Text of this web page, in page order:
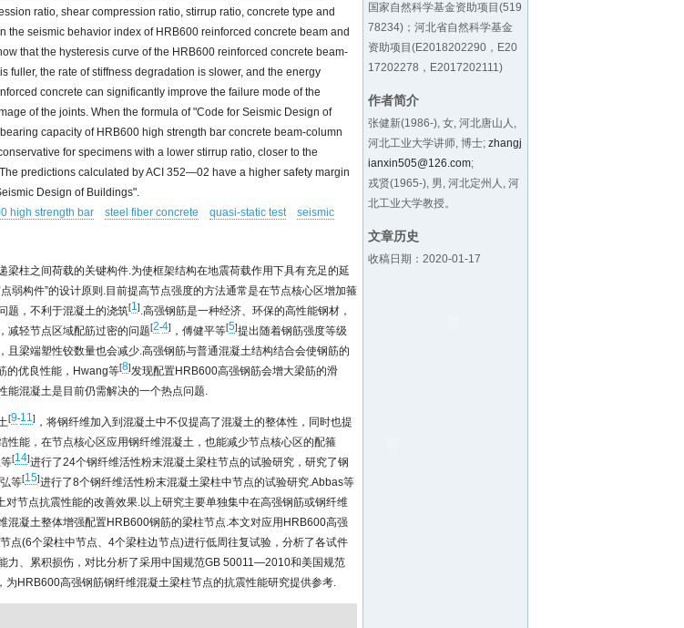
国家自然科学基金资助项目(519
78234)；河北省自然科学基金
资助项目(E2018202290，E20
17202278，E2017202111)
作者简介
张健新(1986-), 女, 河北唐山人,
河北工业大学讲师, 博士; zhangj
ianxin505@126.com;
戎贤(1965-), 男, 河北定州人, 河
北工业大学教授。
文章历史
收稿日期：2020-01-17
ratio, shear compression ratio, stirrup ratio, concrete type and
the seismic behavior index of HRB600 reinforced concrete beam and
that the hysteresis curve of the HRB600 reinforced concrete beam-
fuller, the rate of stiffness degradation is slower, and the energy
concrete can significantly improve the failure mode of the
of the joints. When the formula of "Code for Seismic Design of
capacity of HRB600 high strength bar concrete beam-column
for specimens with a lower stirrup ratio, closer to the
predictions calculated by ACI 352—02 have a higher safety margin
Design of Buildings".
high strength bar steel fiber concrete quasi-static test
seismic
梁柱之间荷载的关键构件.为使框架结构在地震荷载作用下具有充足的延
弱构件”的设计原则.目前提高节点强度的方法通常是在节点核心区增加箍
题，不利于混凝土的浇筑[1].高强钢筋是一种经济、环保的高性能钢材，
减轻节点区域配筋过密的问题[2-4] ，傅健平等[5]提出随着钢筋强度等级
且梁端塑性铰数量也会减少.高强钢筋与普通混凝土结构结合会使钢筋的
的优良性能，Hwang等[8]发现配置HRB600高强钢筋会增大梁筋的滑
能混凝土是目前仍需解决的一个热点问题.
[9-11] ，将钢纤维加入到混凝土中不仅提高了混凝土的整体性，同时也提
性能，在节点核心区应用钢纤维混凝土，也能减少节点核心区的配箍
[14]进行了24个钢纤维活性粉末混凝土梁柱节点的试验研究，研究了钢
等[15]进行了8个钢纤维活性粉末混凝土梁柱中节点的试验研究.Abbas等
节点抗震性能的改善效果.以上研究主要单独集中在高强钢筋或钢纤维
混凝土整体增强配置HRB600钢筋的梁柱节点.本文对应用HRB600高强
点(6个梁柱中节点、4个梁柱边节点)进行低周往复试验，分析了各试件
力、累积损伤，对比分析了采用中国规范GB 50011—2010和美国规范
HRB600高强钢筋钢纤维混凝土梁柱节点的抗震性能研究提供参考.